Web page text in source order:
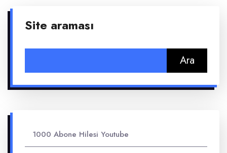
Site araması
1000 Abone Hilesi Youtube